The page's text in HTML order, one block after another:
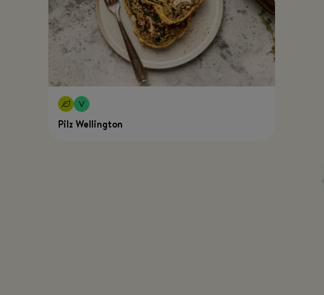
Pilz Wellington